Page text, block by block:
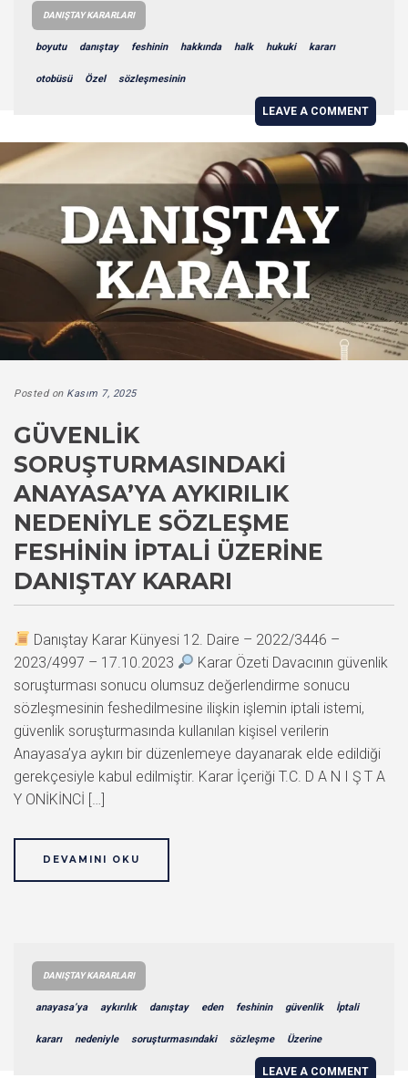
DANIŞTAY KARARLARI
boyutu danıştay feshinin hakkında halk hukuki kararı
otobüsü Özel sözleşmesinin
LEAVE A COMMENT
Posted on Kasım 7, 2025
GÜVENLIK
SORUŞTURMASINDAKI
ANAYASA’YA AYKIRILIK
NEDENIYLE SÖZLEŞME
FESHININ İPTALI ÜZERINE
DANIŞTAY KARARI
Danıştay Karar Künyesi 12. Daire – 2022/3446 –
2023/4997 – 17.10.2023
Karar Özeti Davacının güvenlik
soruşturması sonucu olumsuz değerlendirme sonucu
sözleşmesinin feshedilmesine ilişkin işlemin iptali istemi,
güvenlik soruşturmasında kullanılan kişisel verilerin
Anayasa’ya aykırı bir düzenlemeye dayanarak elde edildiği
gerekçesiyle kabul edilmiştir. Karar İçeriği T.C. D A N I Ş T A
Y ONİKİNCİ […]
DEVAMINI OKU
DANIŞTAY KARARLARI
anayasa’ya aykırılık danıştay eden feshinin güvenlik İptali
kararı nedeniyle soruşturmasındaki sözleşme Üzerine
LEAVE A COMMENT